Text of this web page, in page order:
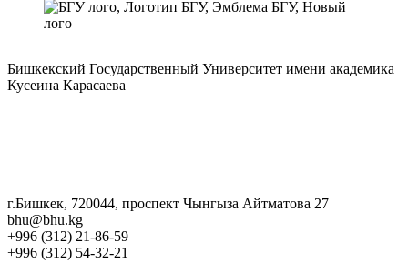
Бишкекский Государственный Университет имени академика
Кусеина Карасаева
г.Бишкек, 720044, проспект Чынгыза Айтматова 27
bhu@bhu.kg
+996 (312) 21-86-59
+996 (312) 54-32-21